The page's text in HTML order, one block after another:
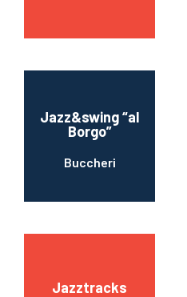
Jazz&swing “al
Borgo”
Buccheri
Jazztracks